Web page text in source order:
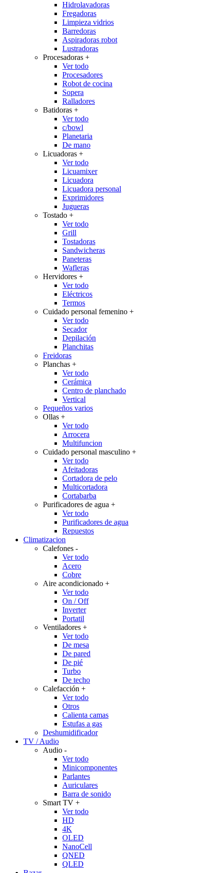
Hidrolavadoras
Fregadoras
Limpieza vidrios
Barredoras
Aspiradoras robot
Lustradoras
Procesadoras +
Ver todo
Procesadores
Robot de cocina
Sopera
Ralladores
Batidoras +
Ver todo
c/bowl
Planetaria
De mano
Licuadoras +
Ver todo
Licuamixer
Licuadora
Licuadora personal
Exprimidores
Jugueras
Tostado +
Ver todo
Grill
Tostadoras
Sandwicheras
Paneteras
Wafleras
Hervidores +
Ver todo
Eléctricos
Termos
Cuidado personal femenino +
Ver todo
Secador
Depilación
Planchitas
Freidoras
Planchas +
Ver todo
Cerámica
Centro de planchado
Vertical
Pequeños varios
Ollas +
Ver todo
Arrocera
Multifuncion
Cuidado personal masculino +
Ver todo
Afeitadoras
Cortadora de pelo
Multicortadora
Cortabarba
Purificadores de agua +
Ver todo
Purificadores de agua
Repuestos
Climatizacion
Calefones -
Ver todo
Acero
Cobre
Aire acondicionado +
Ver todo
On / Off
Inverter
Portatil
Ventiladores +
Ver todo
De mesa
De pared
De pié
Turbo
De techo
Calefacción +
Ver todo
Otros
Calienta camas
Estufas a gas
Deshumidificador
TV / Audio
Audio -
Ver todo
Minicomponentes
Parlantes
Auriculares
Barra de sonido
Smart TV +
Ver todo
HD
4K
OLED
NanoCell
QNED
QLED